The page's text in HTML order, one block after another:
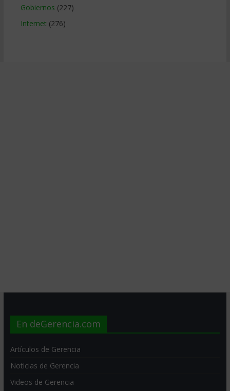
Gobiernos (227)
Internet (276)
En deGerencia.com
Artículos de Gerencia
Noticias de Gerencia
Videos de Gerencia